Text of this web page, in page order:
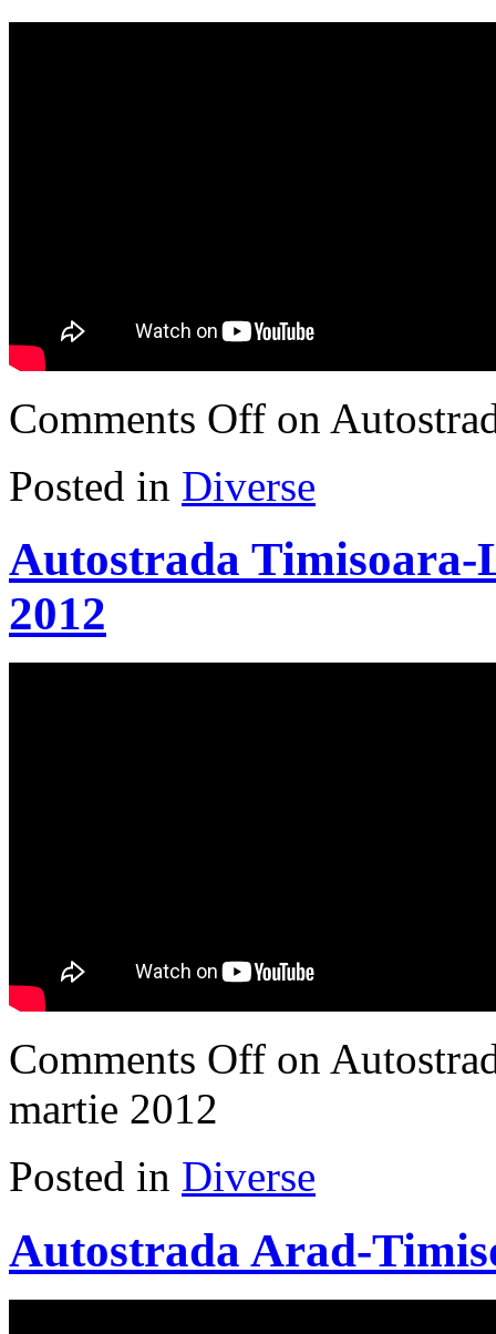
Comments Off on
Posted in Diverse
Autostrada
2012
Comments Off on
martie 2012
Posted in Diverse
Autostrada Arad-